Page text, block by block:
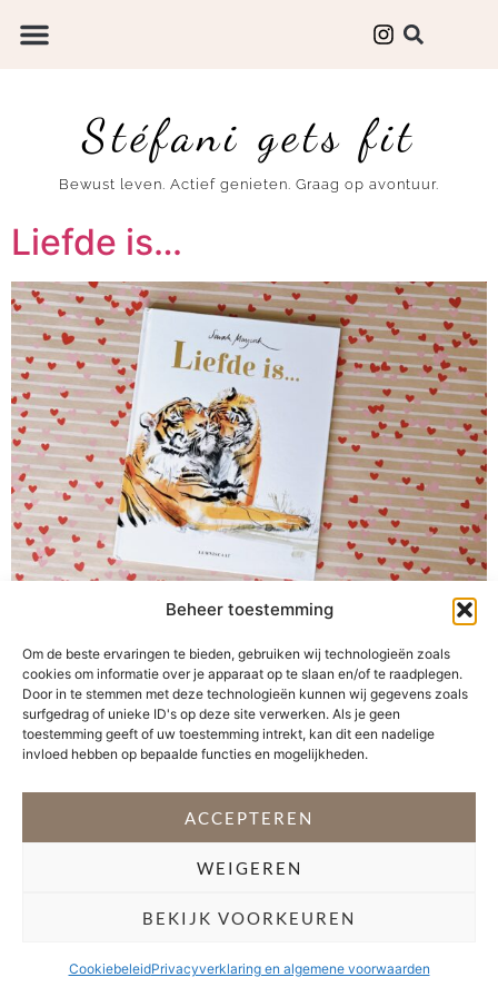
Beheer toestemming
Om de beste ervaringen te bieden, gebruiken wij technologieën zoals
cookies om informatie over je apparaat op te slaan en/of te raadplegen.
Door in te stemmen met deze technologieën kunnen wij gegevens zoals
surfgedrag of unieke ID's op deze site verwerken. Als je geen
toestemming geeft of uw toestemming intrekt, kan dit een nadelige
invloed hebben op bepaalde functies en mogelijkheden.
ACCEPTEREN
WEIGEREN
BEKIJK VOORKEUREN
CookiebeleidPrivacyverklaring en algemene voorwaarden
Stéfani gets fit
Bewust leven. Actief genieten. Graag op avontuur.
Liefde is…
schitterende veren uitwaaiert, zodat iedereen hem kan
bewonderen. Maar soms zingt de liefde een zachter
lied, lieflijk als vogels bij het vallen van de avond, maar
net zo krachtig. Het boek Liefde is… viert de liefde in al
haar verschillende vormen aan de hand van dieren. […]
VOLG @STEFANI_GETSFIT